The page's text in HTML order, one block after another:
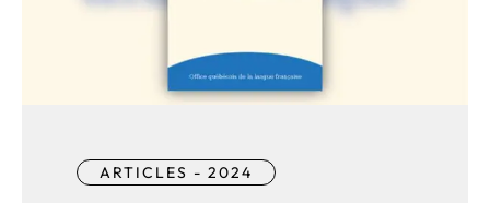
ARTICLES - 2024